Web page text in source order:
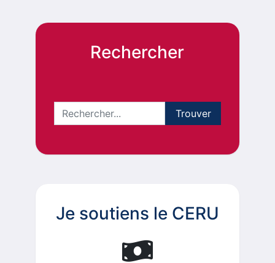
Rechercher
Je soutiens le CERU